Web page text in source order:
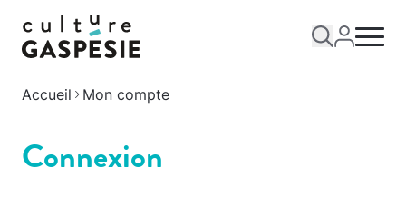
Accueil Mon compte
Connexion